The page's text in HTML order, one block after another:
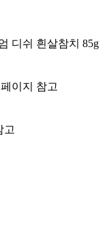
디쉬 흰살참치 85g
이지 참고
고